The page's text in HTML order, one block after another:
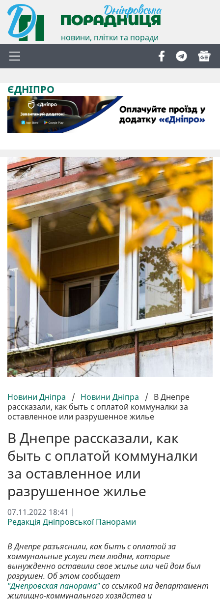
новини, плітки та поради
ЄДНІПРО
Новини Дніпра / Новини Дніпра / В Днепре
рассказали, как быть с оплатой коммуналки за
оставленное или разрушенное жилье
В Днепре рассказали, как
быть с оплатой коммуналки
за оставленное или
разрушенное жилье
07.11.2022 18:41 |
Редакція Дніпровської Панорами
В Днепре разъяснили, как быть с оплатой за
коммунальные услуги тем людям, которые
вынужденно оставили свое жилье или чей дом был
разрушен. Об этом сообщает
"Днепровская панорама"со ссылкой на департамент
жилищно-коммунального хозяйства и